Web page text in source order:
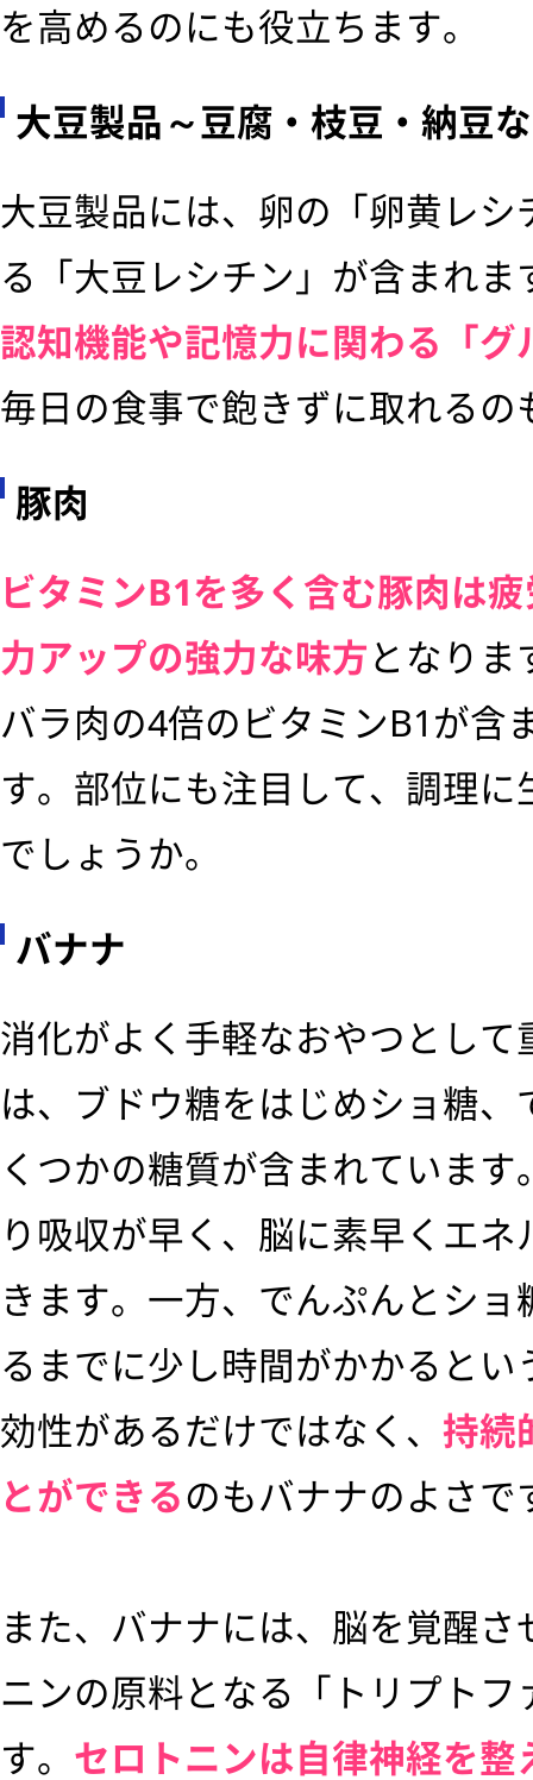
を高めるのにも役立ちます。
大豆製品～豆腐・枝豆・納豆
大豆製品には、卵の「卵黄レ
る「大豆レシチン」が含まれ
認知機能や記憶力に関わる「
毎日の食事で飽きずに取れる
豚肉
ビタミンB1を多く含む豚肉は
力アップの強力な味方となり
バラ肉の4倍のビタミンB1が含
す。部位にも注目して、調理
でしょうか。
バナナ
消化がよく手軽なおやつとし
は、ブドウ糖をはじめショ糖
くつかの糖質が含まれていま
り吸収が早く、脳に素早くエ
きます。一方、でんぷんとシ
るまでに少し時間がかかると
効性があるだけではなく、 持続
とができるのもバナナのよさで
また、バナナには、脳を覚醒
ニンの原料となる「トリプト
す。 セロトニンは自律神経を